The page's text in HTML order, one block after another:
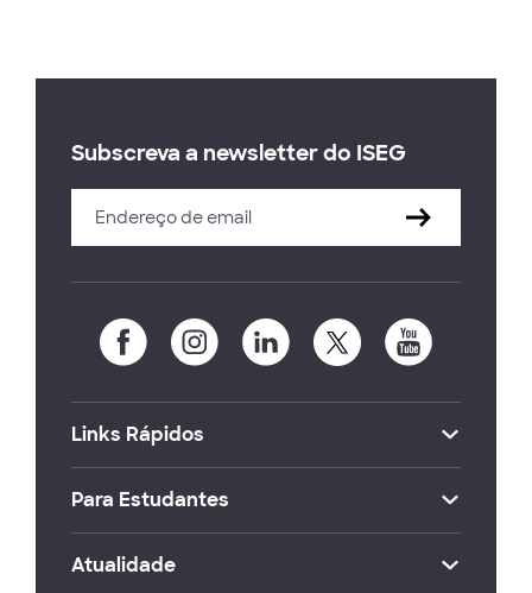
Subscreva a newsletter do ISEG
Links Rápidos
Para Estudantes
Atualidade